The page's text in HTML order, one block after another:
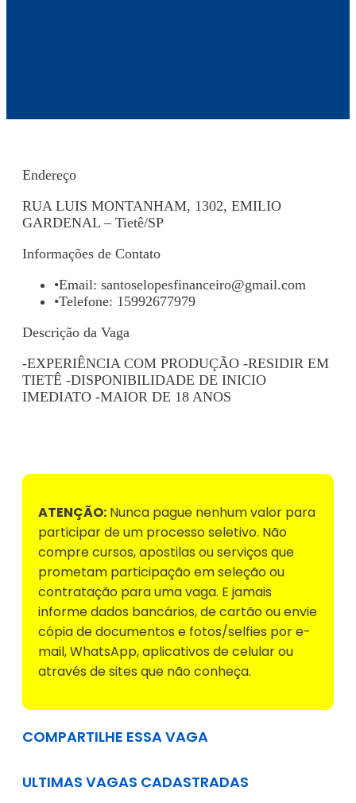
Endereço
RUA LUIS MONTANHAM, 1302, EMILIO
GARDENAL – Tietê/SP
Informações de Contato
•Email: santoselopesfinanceiro@gmail.com
•Telefone: 15992677979
Descrição da Vaga
-EXPERIÊNCIA COM PRODUÇÃO -RESIDIR EM
TIETÊ -DISPONIBILIDADE DE INICIO
IMEDIATO -MAIOR DE 18 ANOS
ATENÇÃO: Nunca pague nenhum valor para
participar de um processo seletivo. Não
compre cursos, apostilas ou serviços que
prometam participação em seleção ou
contratação para uma vaga. E jamais
informe dados bancários, de cartão ou envie
cópia de documentos e fotos/selfies por e-
mail, WhatsApp, aplicativos de celular ou
através de sites que não conheça.
COMPARTILHE ESSA VAGA
ULTIMAS VAGAS CADASTRADAS